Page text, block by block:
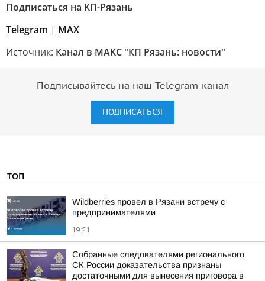
Подписаться на КП-Рязань
Telegram | МАХ
Источник: Канал в МАКС "КП Рязань: новости"
Подписывайтесь на наш Telegram-канал
ПОДПИСАТЬСЯ
ТОП
Wildberries провел в Рязани встречу с
предпринимателями
19:21
Собранные следователями регионального
СК России доказательства признаны
достаточными для вынесения приговора в